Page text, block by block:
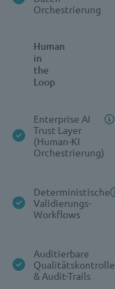
Orchestrierung
Human
in
the
Loop
Enterprise AI
Trust Layer
(Human-KI
Orchestrierung)
Deterministische
Validierungs-
Workflows
Auditierbare
Qualitätskontrolle
& Audit-Trails